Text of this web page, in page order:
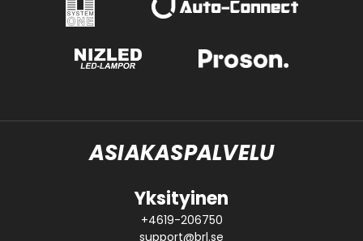
ASIAKASPALVELU
Yksityinen
+4619-206750
support@brl.se